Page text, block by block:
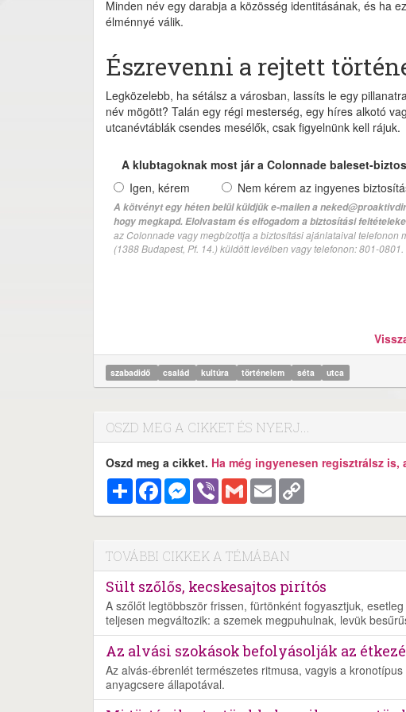
Minden név egy darabja a közösség identitásának, és ha
élménnyé válik.
Észrevenni a rejtett
Legközelebb, ha sétálsz a városban, lassíts le egy
név mögött? Talán egy régi mesterség, egy híres alkotó
utcanévtáblák csendes mesélők, csak figyelnünk kell rájuk.
A klubtagoknak most jár a Colonnade baleset-
Igen, kérem
Nem kérem az ingyenes
A kötvényt egy héten belül küldjük e-mailen a
hogy megkapd. Elolvastam és elfogadom a biztosítási
az Colonnade vagy megbízottja a biztosítási ajánlataival
(1388 Budapest, Pf. 14.) küldött levélben vagy telefonon: 801-0801.
szabadidő család kultúra történelem séta utca
OSZD MEG A CIKKET ÉS NYERJ...
Oszd meg a cikket. Ha még ingyenesen regisztrálsz
MegosztásFacebookMessenger
Viber Gmail Email
TOVÁBBI CIKKEK A TÉMÁBAN
Sült szőlős, kecskesajtos pirítós
A szőlőt legtöbbször frissen, fürtönként fogyasztjuk,
teljesen megváltozik: a szemek megpuhulnak, levük
Az alvási szokások befolyásolják az
Az alvás-ébrenlét természetes ritmusa, vagyis a
anyagcsere állapotával.